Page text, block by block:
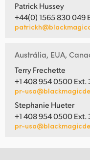
Patrick Hussey
+44(0) 1565 830 049
Austrália, EUA,
Terry Frechette
+1 408 954 0500 Ext.
pr-
Stephanie Hueter
+1 408 954 0500 Ext.
pr-